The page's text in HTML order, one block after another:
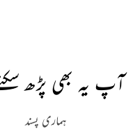
آپ یہ بھی پڑھ
ہماری پسند